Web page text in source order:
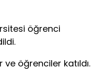
öğrenci
öğrenciler katıldı.